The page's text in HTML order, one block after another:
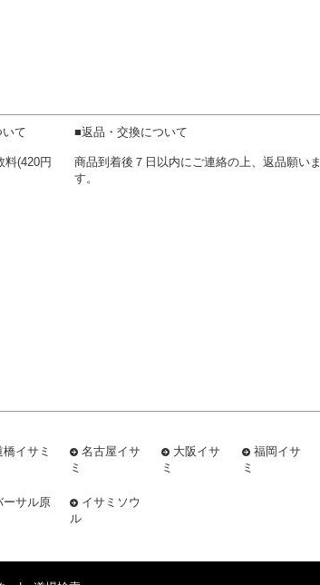
て
料(420円
■返品・交換について
商品到着後７日以内にご連絡の上、返品願いま
す。
橋イサミ
名古屋イサ
ミ
大阪イサ
ミ
福岡イサ
ミ
ーサル原
イサミソウ
ル